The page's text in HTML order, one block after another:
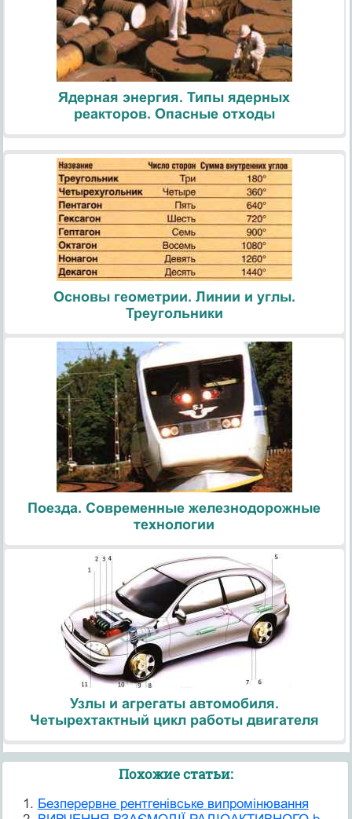
Ядерная энергия. Типы ядерных
реакторов. Опасные отходы
Основы геометрии. Линии и углы.
Треугольники
Поезда. Современные железнодорожные
технологии
Узлы и агрегаты автомобиля.
Четырехтактный цикл работы двигателя
Похожие статьи:
Безперервне рентгенівське випромінювання